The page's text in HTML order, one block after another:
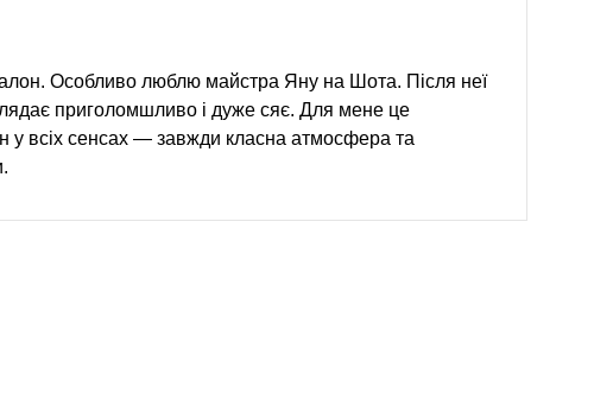
Особливо люблю майстра Яну на Шота. Після неї
приголомшливо і дуже сяє. Для мене це
у всіх сенсах — завжди класна атмосфера та